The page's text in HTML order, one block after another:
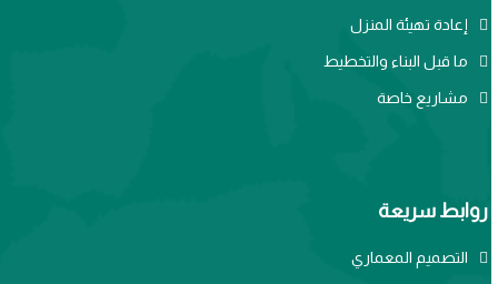
إعادة تهيئة المنزل
ما قبل البناء والتخطيط
مشاريع خاصة
روابط سريعة
التصميم المعماري